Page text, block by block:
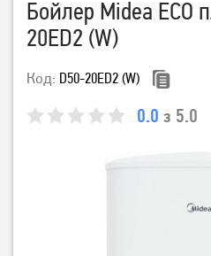
Бойлер Midea ECO
20ED2 (W)
Код: D50-20ED2 (W)
0.0 з 5.0